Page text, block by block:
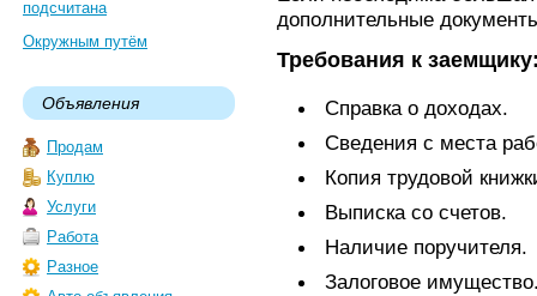
подсчитана
Окружным путём
Объявления
Продам
Куплю
Услуги
Работа
Разное
дополнительные
Требования к
Справка о доходах.
Сведения с места
Копия трудовой
Выписка со счетов.
Наличие поручителя.
Залоговое